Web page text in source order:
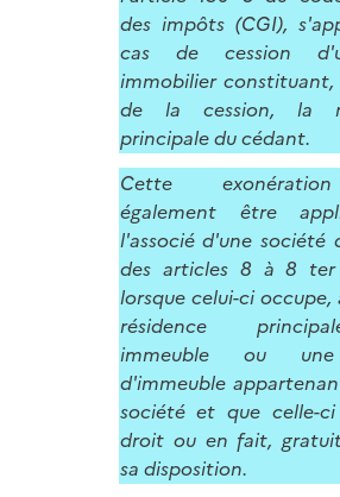
des impôts (CGI),
cas de cession
immobilier
de la cession, la
principale du cédant.
Cette
également être
l'associé d'une société
des articles 8 à 8 ter
lorsque celui-ci
résidence
immeuble ou
d'immeuble
société et que celle-
droit ou en fait,
sa disposition.